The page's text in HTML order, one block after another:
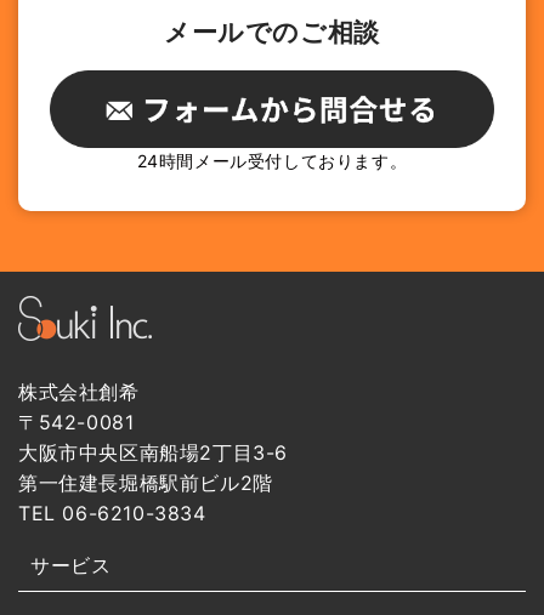
メールでのご相談
24時間メール受付しております。
株式会社創希
〒542-0081
大阪市中央区南船場2丁目3-6
第一住建長堀橋駅前ビル2階
TEL 06-6210-3834
サービス